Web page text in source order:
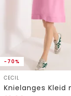
-70%
CECIL